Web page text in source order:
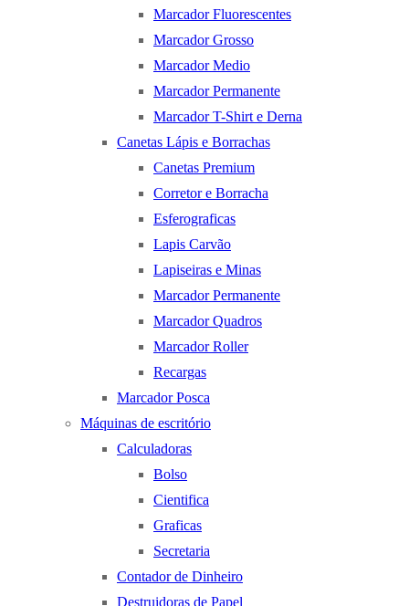
Marcador Fluorescentes
Marcador Grosso
Marcador Medio
Marcador Permanente
Marcador T-Shirt e Derna
Canetas Lápis e Borrachas
Canetas Premium
Corretor e Borracha
Esferograficas
Lapis Carvão
Lapiseiras e Minas
Marcador Permanente
Marcador Quadros
Marcador Roller
Recargas
Marcador Posca
Máquinas de escritório
Calculadoras
Bolso
Cientifica
Graficas
Secretaria
Contador de Dinheiro
Destruidoras de Papel